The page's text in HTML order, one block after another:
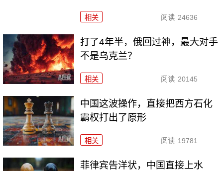
相关 阅读 24636
打了4年半，俄回过神，最大对手
不是乌克兰？
相关 阅读 20145
中国这波操作，直接把西方石化
霸权打出了原形
相关 阅读 19781
菲律宾告洋状，中国直接上水